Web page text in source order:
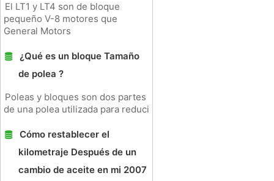
El LT1 y LT4 son de bloque
pequeño V-8 motores que
General Motors
¿Qué es un bloque Tamaño
de polea ?
Poleas y bloques son dos partes
de una polea utilizada para reduci
Cómo restablecer el
kilometraje Después de un
cambio de aceite en mi 2007